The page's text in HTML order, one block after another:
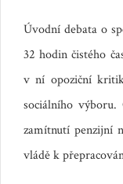
Úvodní debata o
32 hodin čistého
v ní opoziční
sociálního
zamítnutí penzijní
vládě k